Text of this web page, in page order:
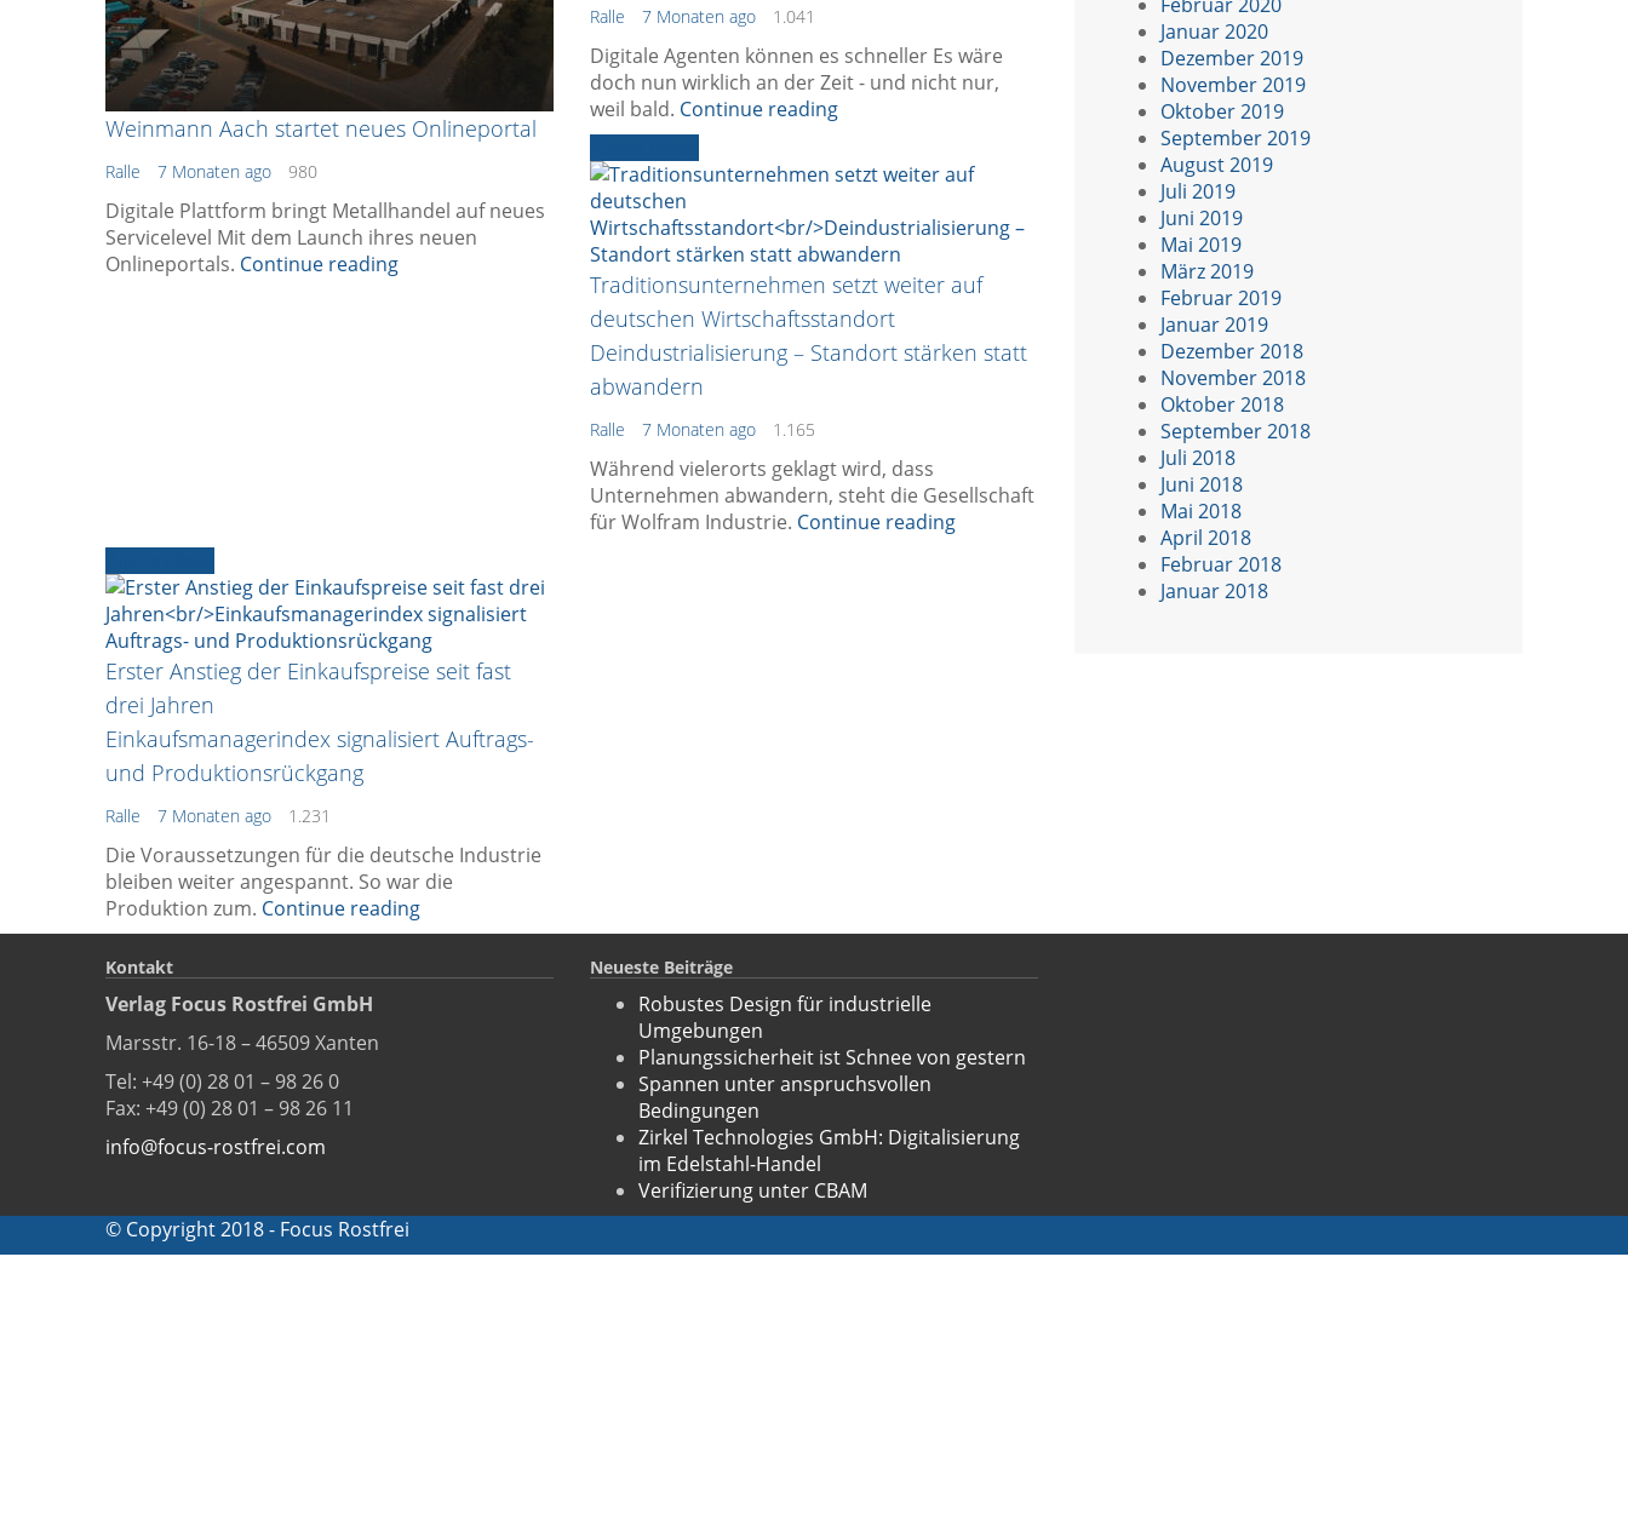
Weinmann Aach startet neues Onlineportal
Ralle 7 Monaten ago 980
Digitale Plattform bringt Metallhandel auf neues
Servicelevel Mit dem Launch ihres neuen
Onlineportals. Continue reading
Ralle 7 Monaten ago 1.041
Digitale Agenten können es schneller Es wäre
doch nun wirklich an der Zeit - und nicht nur,
weil bald. Continue reading
Traditionsunternehmen setzt weiter auf
deutschen Wirtschaftsstandort
Deindustrialisierung – Standort stärken statt
abwandern
Ralle 7 Monaten ago 1.165
Während vielerorts geklagt wird, dass
Unternehmen abwandern, steht die Gesellschaft
für Wolfram Industrie. Continue reading
Erster Anstieg der Einkaufspreise seit fast
drei Jahren
Einkaufsmanagerindex signalisiert Auftrags-
und Produktionsrückgang
Ralle 7 Monaten ago 1.231
Die Voraussetzungen für die deutsche Industrie
bleiben weiter angespannt. So war die
Produktion zum. Continue reading
Januar 2020
Dezember 2019
November 2019
Oktober 2019
September 2019
August 2019
Juli 2019
Juni 2019
Mai 2019
März 2019
Februar 2019
Januar 2019
Dezember 2018
November 2018
Oktober 2018
September 2018
Juli 2018
Juni 2018
Mai 2018
April 2018
Februar 2018
Januar 2018
Kontakt
Verlag Focus Rostfrei GmbH
Marsstr. 16-18 – 46509 Xanten
Tel: +49 (0) 28 01 – 98 26 0
Fax: +49 (0) 28 01 – 98 26 11
info@focus-rostfrei.com
Neueste Beiträge
Robustes Design für industrielle
Umgebungen
Planungssicherheit ist Schnee von gestern
Spannen unter anspruchsvollen
Bedingungen
Zirkel Technologies GmbH: Digitalisierung
im Edelstahl-Handel
Verifizierung unter CBAM
© Copyright 2018 - Focus Rostfrei